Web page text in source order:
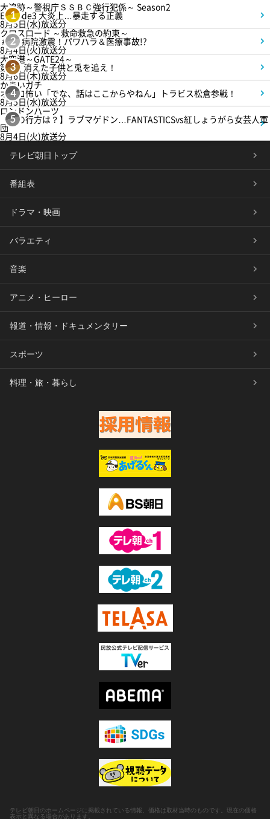
1
大追跡～警視庁ＳＳＢＣ強行犯係～ Season2
Episode3 大炎上…暴走する正義
8月5日(水)放送分
2
クロスロード ～救命救急の約束～
＃5 病院激震！パワハラ＆医療事故!?
8月4日(火)放送分
3
大空港～GATE24～
第3話 消えた子供と兎を追え！
8月6日(木)放送分
4
かまいガチ
オモロ怖い「でな、話はここからやねん」トラビス松倉参戦！
8月5日(水)放送分
5
ロンドンハーツ
【恋の行方は？】ラブマゲドン…FANTASTICSvs紅しょうがら女芸人軍
団
8月4日(火)放送分
テレビ朝日トップ
番組表
ドラマ・映画
バラエティ
音楽
アニメ・ヒーロー
報道・情報・ドキュメンタリー
スポーツ
料理・旅・暮らし
テレビ朝日のホームページに掲載されている情報、価格は取材当時のものです。現在の価格
表示と異なる場合があります。